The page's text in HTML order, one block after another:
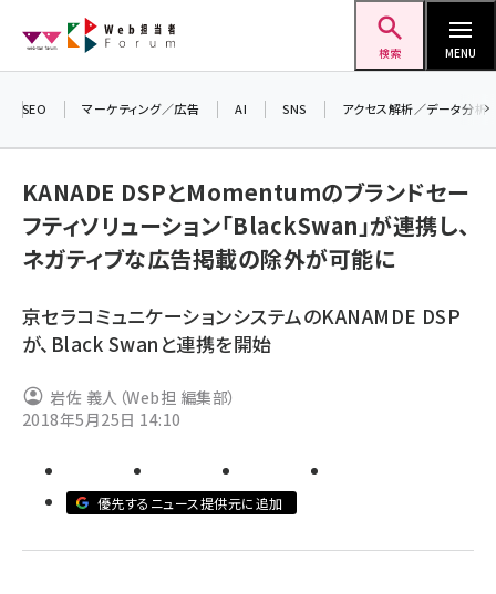
ン
検索 MENU
seo (3532)
youtube (2441)
セミナー (2310)
meo (1277)
SEO マーケティング／広告 AI SNS アクセス解析／データ分析
KANADE DSPとMomentumのブランドセー
フティソリューション「BlackSwan」が連携し、
ネガティブな広告掲載の除外が可能に
京セラコミュニケーションシステムのKANAMDE DSP
が、Black Swanと連携を開始
岩佐 義人（Web担 編集部）
2018年5月25日 14:10
優先するニュース提供元に追加
＼